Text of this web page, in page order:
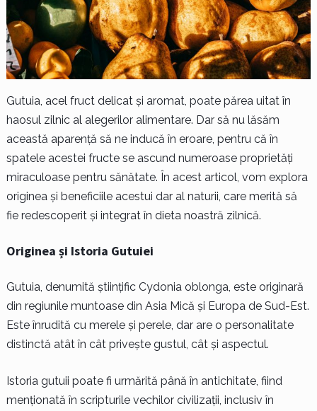
Gutuia, acel fruct delicat și aromat, poate părea uitat în
haosul zilnic al alegerilor alimentare. Dar să nu lăsăm
această aparență să ne inducă în eroare, pentru că în
spatele acestei fructe se ascund numeroase proprietăți
miraculoase pentru sănătate. În acest articol, vom explora
originea și beneficiile acestui dar al naturii, care merită să
fie redescoperit și integrat în dieta noastră zilnică.
Originea și Istoria Gutuiei
Gutuia, denumită științific Cydonia oblonga, este originară
din regiunile muntoase din Asia Mică și Europa de Sud-Est.
Este înrudită cu merele și perele, dar are o personalitate
distinctă atât în ​​cât privește gustul, cât și aspectul.
Istoria gutuii poate fi urmărită până în antichitate, fiind
menționată în scripturile vechilor civilizații, inclusiv în